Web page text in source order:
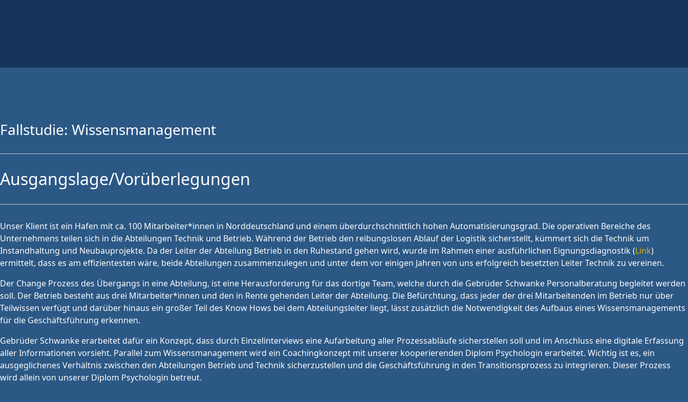
Fallstudie: Wissensmanagement
Ausgangslage/Vorüberlegungen
Unser Klient ist ein Hafen mit ca. 100 Mitarbeiter*innen in Norddeutschland und einem überdurchschnittlich hohen Automatisierungsgrad. Die operativen Bereiche des
Unternehmens teilen sich in die Abteilungen Technik und Betrieb. Während der Betrieb den reibungslosen Ablauf der Logistik sicherstellt, kümmert sich die Technik um
Instandhaltung und Neubauprojekte. Da der Leiter der Abteilung Betrieb in den Ruhestand gehen wird, wurde im Rahmen einer ausführlichen Eignungsdiagnostik (Link)
ermittelt, dass es am effizientesten wäre, beide Abteilungen zusammenzulegen und unter dem vor einigen Jahren von uns erfolgreich besetzten Leiter Technik zu vereinen.
Der Change Prozess des Übergangs in eine Abteilung, ist eine Herausforderung für das dortige Team, welche durch die Gebrüder Schwanke Personalberatung begleitet werden
soll. Der Betrieb besteht aus drei Mitarbeiter*innen und den in Rente gehenden Leiter der Abteilung. Die Befürchtung, dass jeder der drei Mitarbeitenden im Betrieb nur über
Teilwissen verfügt und darüber hinaus ein großer Teil des Know Hows bei dem Abteilungsleiter liegt, lässt zusätzlich die Notwendigkeit des Aufbaus eines Wissensmanagements
für die Geschäftsführung erkennen.
Gebrüder Schwanke erarbeitet dafür ein Konzept, dass durch Einzelinterviews eine Aufarbeitung aller Prozessabläufe sicherstellen soll und im Anschluss eine digitale Erfassung
aller Informationen vorsieht. Parallel zum Wissensmanagement wird ein Coachingkonzept mit unserer kooperierenden Diplom Psychologin erarbeitet. Wichtig ist es, ein
ausgeglichenes Verhältnis zwischen den Abteilungen Betrieb und Technik sicherzustellen und die Geschäftsführung in den Transitionsprozess zu integrieren. Dieser Prozess
wird allein von unserer Diplom Psychologin betreut.